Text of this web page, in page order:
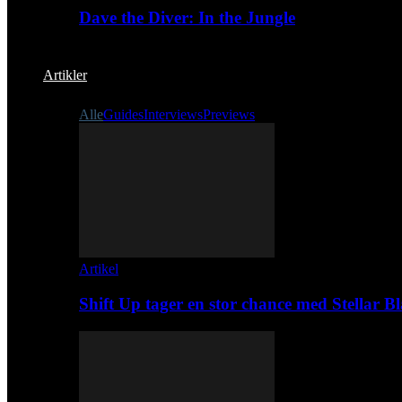
Dave the Diver: In the Jungle
Artikler
AlleGuidesInterviewsPreviews
Artikel
Shift Up tager en stor chance med Stellar